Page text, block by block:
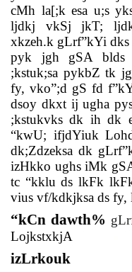
cMh la[;k esa u;s
ljdkj vkSj jkT;
xkzeh.k gLrf”kYi dks
pyk jgh gSA blds
;kstuk;sa pykbZ tk
fy, vko”;d gS fd
dsoy dkxt ij ugha
;kstukvks dk ih dk
“kwU; ifjdYiuk
dk;Zdzeksa dk
izHkko ughs iMk
tc “kklu ds lkFk
vius vf/kdkjksa ds fy,
“kCn dawth%
LojkstxkjA
izLrkouk